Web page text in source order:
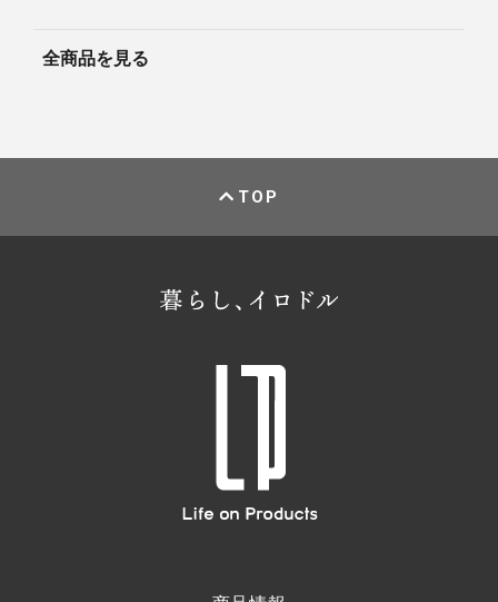
全商品を見る
TOP